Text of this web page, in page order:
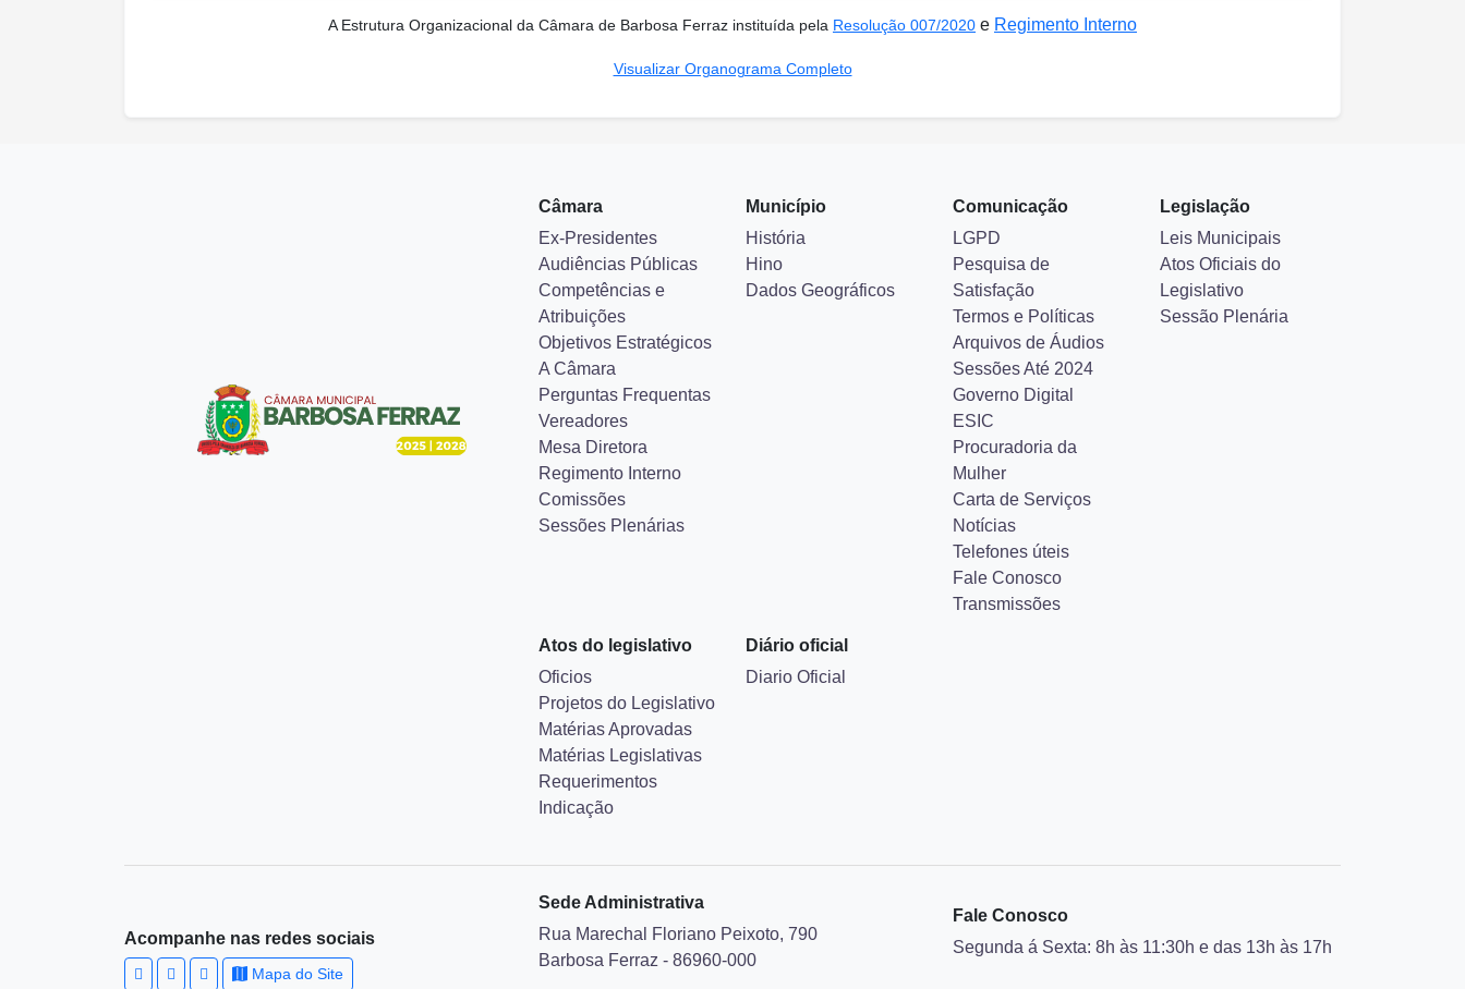
A Estrutura Organizacional da Câmara de Barbosa Ferraz instituída pela Resolução 007/2020 e Regimento Interno
Visualizar Organograma Completo
Câmara
Ex-Presidentes
Audiências Públicas
Competências e
Atribuições
Objetivos Estratégicos
A Câmara
Perguntas Frequentas
Vereadores
Mesa Diretora
Regimento Interno
Comissões
Sessões Plenárias
Município
História
Hino
Dados Geográficos
Comunicação
LGPD
Pesquisa de
Satisfação
Termos e Políticas
Arquivos de Áudios
Sessões Até 2024
Governo Digital
ESIC
Procuradoria da
Mulher
Carta de Serviços
Notícias
Telefones úteis
Fale Conosco
Transmissões
Legislação
Leis Municipais
Atos Oficiais do
Legislativo
Sessão Plenária
Atos do legislativo
Oficios
Projetos do Legislativo
Matérias Aprovadas
Matérias Legislativas
Requerimentos
Indicação
Diário oficial
Diario Oficial
Acompanhe nas redes sociais
Mapa do Site
Sede Administrativa
Rua Marechal Floriano Peixoto, 790
Barbosa Ferraz - 86960-000
Fale Conosco
Segunda á Sexta: 8h às 11:30h e das 13h às 17h